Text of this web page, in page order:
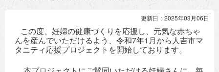
更新日：2025年03月06日
この度、妊婦の健康づくりを応援し、元気な赤ちゃ
んを産んでいただけるよう、令和7年1月から人吉市マ
タニティ応援プロジェクトを開始しております。